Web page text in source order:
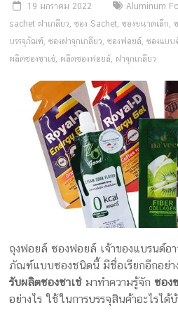
ครีม
บรรจุ
ภัณฑ์
ฉลาก
ครบ
วงจร
ผลิต
กล่อง
รับ
ผลิต
19 มกราคม 2022 Aluminum
sachet ฝาเกลียว,ซอง Sachet,ซองขนาดเล็ก,
บรรจุภัณฑ์,ซองฝาจุกเกลียว,ซองฟอยล์,ซองแบบ
ผลิตซองซาเช่, ผลิตซองฟอยล์, ฝาจุกเกลียว
ถุงฟอยล์ ซองฟอยล์ เจ้าของแบรนด์อ
ภัณฑ์แบบซองชนิดนี้ มีชื่อเรียกอีกอย่า
รับผลิตซองซาเช่ มาทำความรู้จักซอง
อย่างไร ใช้ในการบรรจุสินค้าอะไรได้บ้